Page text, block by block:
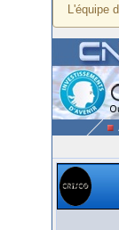
L'équipe